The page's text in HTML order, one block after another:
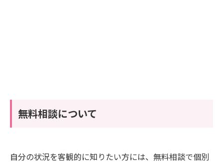
無料相談について
自分の状況を客観的に知りたい方には、無料相談で個別